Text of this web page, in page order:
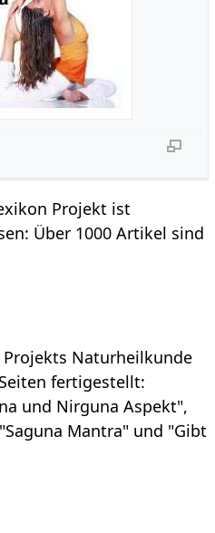
Projekt ist
Über 1000 Artikel sind
Naturheilkunde
fertigestellt:
und Nirguna Aspekt",
Mantra" und "Gibt